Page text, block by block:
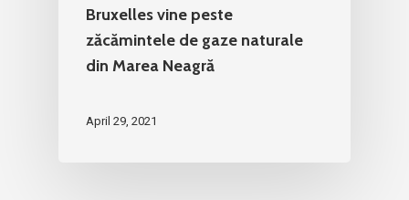
Bruxelles vine peste
zăcămintele de gaze naturale
din Marea Neagră
April 29, 2021